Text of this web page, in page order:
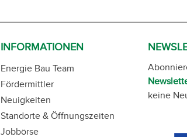
INFORMATIONEN
Energie Bau Team
Fördermittler
Neuigkeiten
Standorte & Öffnungszeiten
Jobbörse
keine